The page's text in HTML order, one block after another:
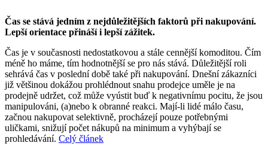
Čas se stává jedním z nejdůležitějších faktorů při nakupování.
Lepší orientace přináší i lepší zážitek.
Čas je v současnosti nedostatkovou a stále cennější komoditou. Čím
méně ho máme, tím hodnotnější se pro nás stává. Důležitější roli
sehrává čas v poslední době také při nakupování. Dnešní zákazníci
již většinou dokážou prohlédnout snahu prodejce uměle je na
prodejně udržet, což může vyústit buď k negativnímu pocitu, že jsou
manipulováni, (a)nebo k obranné reakci. Mají-li lidé málo času,
začnou nakupovat selektivně, procházejí pouze potřebnými
uličkami, snižují počet nákupů na minimum a vyhýbají se
prohledávání. Celý článek